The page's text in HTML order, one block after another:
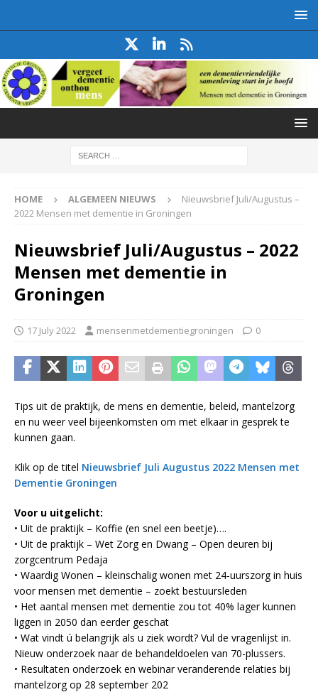
HOME ALGEMEEN NIEUWS
Nieuwsbrief Juli/Augustus –
2022 Mensen met dementie in Groningen
Nieuwsbrief Juli/Augustus – 2022
Mensen met dementie in
Groningen
17 July 2022 mensenmetdementiegroningen 0
Tips uit de praktijk, de mens en dementie, beleid, mantelzorg
en nu weer veel bijeenkomsten om met elkaar in gesprek te
kunnen gaan.
Klik op de titel Nieuwsbrief Juli Augustus 2022 Mensen met
Dementie Groningen
Voor u uitgelicht:
• Uit de praktijk – Koffie (en snel een beetje)….
• Uit de praktijk – Wet Zorg en Dwang – Open deuren bij
zorgcentrum Pedaja
• Waardig Wonen – kleinschalig wonen met 24-uurszorg in huis
voor mensen met dementie – zoekt bestuursleden
• Het aantal mensen met dementie zou tot 40% lager kunnen
liggen in 2050 dan eerder geschat
• Wat vindt ú belangrijk als u ziek wordt? Vul de vragenlijst in.
Nieuw onderzoek naar de behandeldoelen van 70-plussers.
• Resultaten onderzoek en webinar veranderende relaties bij
mantelzorg op 28 september 202